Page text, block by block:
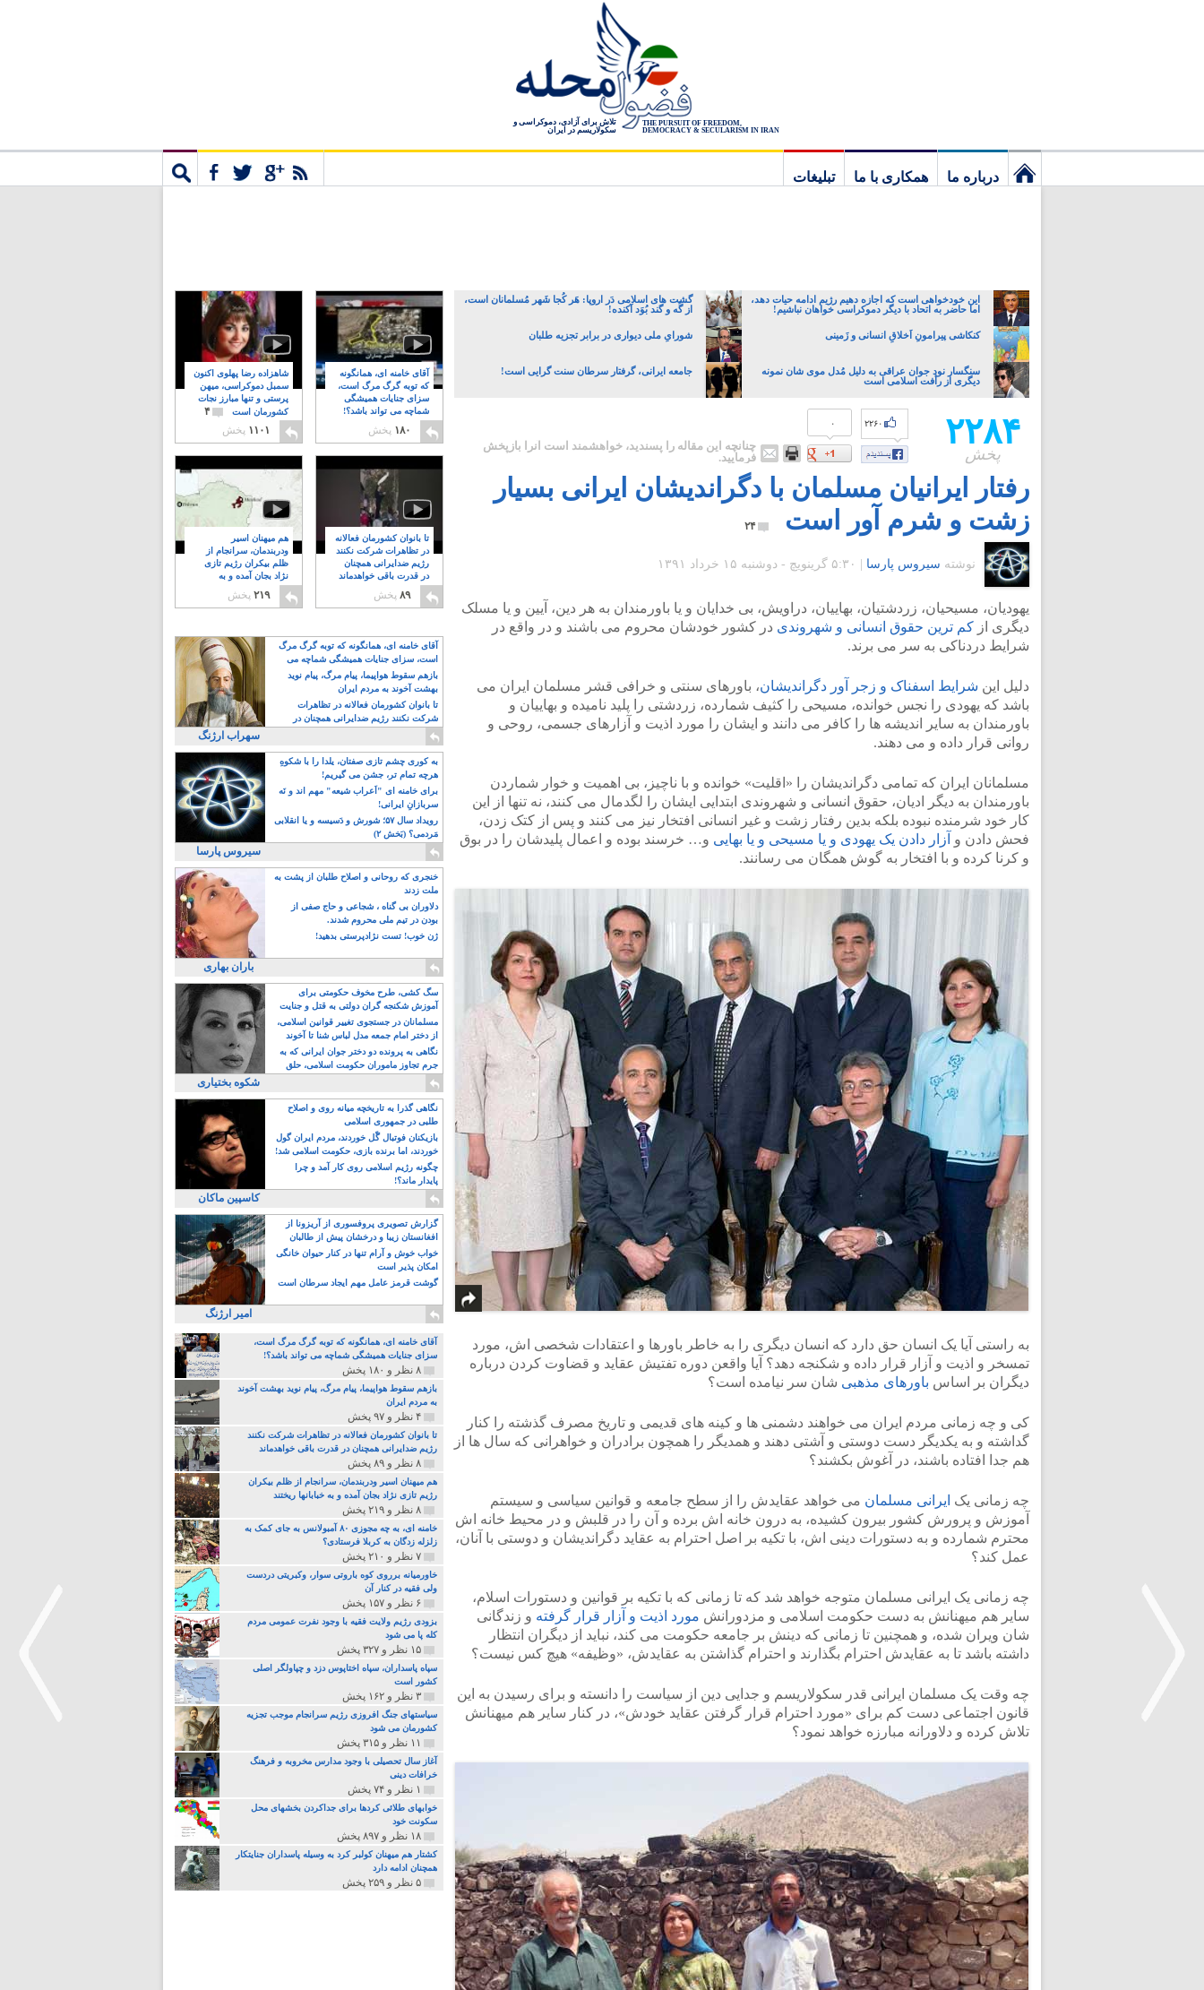
THE PURSUIT OF FREEDOM,
DEMOCRACY & SECULARISM IN IRAN
تلاش برای آزادی، دموکراسی و
سکولاریسم در ایران
درباره ما همکاری با ما
تبلیغات
این خودخواهی است که اجازه دهیم رژیم ادامه حیات دهد،
اما حاضر به اتحاد با دیگر دموکراسی خواهان نباشیم!
گشت های اسلامی دَر اروپا: هَر کُجا شَهر مُسلمانان است،
از گُه و گند بُوَد آکنده!
کنکاشی پیرامونِ اَخلاقِ انسانی و زَمینی شورایِ ملی دیواری در برابر تجزیه طلبان
سنگسار نود جوان عراقی به دلیل مُدل موی شان نمونه
دیگری از رأفت اسلامی است
جامعه ایرانی، گرفتار سرطان سنت گرایی است!
۲۲۸۴
پخش
۰ ۲۲۶۰
چنانچه این مقاله را پسندید، خواهشمند است آنرا بازپخش
فرمایید.
رفتار ایرانیان مسلمان با دگراندیشان ایرانی بسیار
زشت و شرم آور است
۲۴
نوشته سیروس پارسا ۵:۳۰ گرينويچ - دوشنبه ۱۵ خرداد ۱۳۹۱
یهودیان، مسیحیان، زردشتیان، بهاییان، دراویش، بی خدایان و یا باورمندان به هر دین، آیین و یا مسلک
دیگری از کم ترین حقوق انسانی و شهروندی در کشور خودشان محروم می باشند و در واقع در
شرایط دردناکی به سر می برند.
دلیل این شرایط اسفناک و زجر آور دگراندیشان، باورهای سنتی و خرافی قشر مسلمان ایران می
باشد که یهودی را نجس خوانده، مسیحی را کثیف شمارده، زردشتی را پلید نامیده و بهاییان و
باورمندان به سایر اندیشه ها را کافر می دانند و ایشان را مورد اذیت و آزارهای جسمی، روحی و
روانی قرار داده و می دهند.
مسلمانان ایران که تمامی دگراندیشان را «اقلیت» خوانده و با ناچیز، بی اهمیت و خوار شماردن
باورمندان به دیگر ادیان، حقوق انسانی و شهروندی ابتدایی ایشان را لگدمال می کنند، نه تنها از این
کار خود شرمنده نبوده بلکه بدین رفتار زشت و غیر انسانی افتخار نیز می کنند و پس از کتک زدن،
فحش دادن و آزار دادن یک یهودی و یا مسیحی و یا بهایی و… خرسند بوده و اعمال پلیدشان را در بوق
و کرنا کرده و با افتخار به گوش همگان می رسانند.
به راستی آیا یک انسان حق دارد که انسان دیگری را به خاطر باورها و اعتقادات شخصی اش، مورد
تمسخر و اذیت و آزار قرار داده و شکنجه دهد؟ آیا واقعن دوره تفتیش عقاید و قضاوت کردن درباره
دیگران بر اساس باورهای مذهبی شان سر نیامده است؟
کی و چه زمانی مردم ایران می خواهند دشمنی ها و کینه های قدیمی و تاریخ مصرف گذشته را کنار
گداشته و به یکدیگر دست دوستی و آشتی دهند و همدیگر را همچون برادران و خواهرانی که سال ها از
هم جدا افتاده باشند، در آغوش بکشند؟
چه زمانی یک ایرانی مسلمان می خواهد عقایدش را از سطح جامعه و قوانین سیاسی و سیستم
آموزش و پرورش کشور بیرون کشیده، به درون خانه اش برده و آن را در قلبش و در محیط خانه اش
محترم شمارده و به دستورات دینی اش، با تکیه بر اصل احترام به عقاید دگراندیشان و دوستی با آنان،
عمل کند؟
چه زمانی یک ایرانی مسلمان متوجه خواهد شد که تا زمانی که با تکیه بر قوانین و دستورات اسلام،
سایر هم میهنانش به دست حکومت اسلامی و مزدورانش مورد اذیت و آزار قرار گرفته و زندگانی
شان ویران شده، و همچنین تا زمانی که دینش بر جامعه حکومت می کند، نباید از دیگران انتظار
داشته باشد تا به عقایدش احترام بگذارند و احترام گذاشتن به عقایدش، «وظیفه» هیچ کس نیست؟
چه وقت یک مسلمان ایرانی قدر سکولاریسم و جدایی دین از سیاست را دانسته و برای رسیدن به این
قانون اجتماعی دست کم برای «مورد احترام قرار گرفتن عقاید خودش»، در کنار سایر هم میهنانش
تلاش کرده و دلاورانه مبارزه خواهد نمود؟
شاهزاده رضا پهلوی اکنون
سمبل دموکراسی، میهن
پرستی و تنها مبارز نجات
کشورمان است
۴
۱۱۰۱ پخش
آقای خامنه ای، همانگونه
که توبه گرگ مرگ است،
سزای جنایات همیشگی
شماچه می تواند باشد؟!
۸
۱۸۰ پخش
هم میهنان اسیر
ودربندمان، سرانجام از
ظلم بیکران رژیم تازی
نژاد بجان آمده و به
۲۱۹ پخش
تا بانوان کشورمان فعالانه
در تظاهرات شرکت نکنند
رژیم ضدایرانی همچنان
در قدرت باقی خواهدماند
۸
۸۹ پخش
آقای خامنه ای، همانگونه که توبه گرگ مرگ
است، سزای جنایات همیشگی شماچه می
تواند باشد؟!
بازهم سقوط هواپیما، پیام مرگ، پیام نوید
بهشت آخوند به مردم ایران
تا بانوان کشورمان فعالانه در تظاهرات
شرکت نکنند رژیم ضدایرانی همچنان در
قدرت باقی خواهدماند
سهراب ارژنگ
به کوری چشم تازی صفتان، یلدا را با شکوهِ
هرچه تمام تر، جشن می گیریم!
برای خامنه ای "اَعراب شیعه" مهم اند و نَه
سربازانِ ایرانی!
رویداد سال ۵۷؛ شورش و دَسیسه و یا انقلابی
مَردمی؟ (بَخش ۲)
سیروس پارسا
خنجری که روحانی و اصلاح طلبان از پشت به
ملت زدند
دلاوران بی گناه ، شجاعی و حاج صفی از
بودن در تیم ملی محروم شدند.
ژن خوب! تست نژادپرستی بدهید!
باران بهاری
سگ کشی، طرح مخوف حکومتی برای
آموزش شکنجه گران دولتی به قتل و جنایت
بیشتر
مسلمانان در جستجوی تغییر قوانین اسلامی،
از دختر امام جمعه مدل لباس شنا تا آخوند
مسلمان همجنسگرا!
نگاهی به پرونده دو دختر جوان ایرانی که به
جرم تجاوز ماموران حکومت اسلامی، حلق
آویز شدند!
شکوه بختیاری
نگاهی گذرا به تاریخچه میانه روی و اصلاح
طلبی در جمهوری اسلامی
بازیکنان فوتبال گًل خوردند، مردم ایران گول
خوردند، اما برنده بازی، حکومت اسلامی شد!
چگونه رژیم اسلامی روی کار آمد و چرا
پایدار ماند؟!
کاسپین ماکان
گزارش تصویری پروفسوری از آریزونا از
افغانستان زیبا و درخشان پیش از طالبان
خواب خوش و آرام تنها در کنار حیوان خانگی
امکان پذیر است
گوشت قرمز عامل مهم ایجاد سرطان است
امیر ارژنگ
آقای خامنه ای، همانگونه که توبه گرگ مرگ است،
سزای جنایات همیشگی شماچه می تواند باشد؟!
۸ نظر و ۱۸۰ پخش
بازهم سقوط هواپیما، پیام مرگ، پیام نوید بهشت آخوند
به مردم ایران
۴ نظر و ۹۷ پخش
تا بانوان کشورمان فعالانه در تظاهرات شرکت نکنند
رژیم ضدایرانی همچنان در قدرت باقی خواهدماند
۸ نظر و ۸۹ پخش
هم میهنان اسیر ودربندمان، سرانجام از ظلم بیکران
رژیم تازی نژاد بجان آمده و به خبابانها ریختند
۸ نظر و ۲۱۹ پخش
خامنه ای، به چه مجوزی ۸۰ آمبولانس به جای کمک به
زلزله زدگان به کربلا فرستادی؟
۷ نظر و ۲۱۰ پخش
خاورمیانه برروی کوه باروتی سوار، وکبریتی دردست
ولی فقیه در کنار آن
۶ نظر و ۱۵۷ پخش
بزودی رژیم ولایت فقیه با وجود نفرت عمومی مردم
کله پا می شود
۱۵ نظر و ۳۲۷ پخش
سپاه پاسداران، سپاه اختاپوس دزد و چپاولگر اصلی
کشور است
۳ نظر و ۱۶۲ پخش
سیاستهای جنگ افروزی رژیم سرانجام موجب تجزیه
کشورمان می شود
۱۱ نظر و ۳۱۵ پخش
آغاز سال تحصیلی با وجود مدارس مخروبه و فرهنگ
خرافات دینی
۱ نظر و ۷۴ پخش
خوابهای طلائی کردها برای جداکردن بخشهای محل
سکونت خود
۱۸ نظر و ۸۹۷ پخش
کشتار هم میهنان کولبر کرد به وسیله پاسداران جنایتکار
همچنان ادامه دارد
۵ نظر و ۲۵۹ پخش